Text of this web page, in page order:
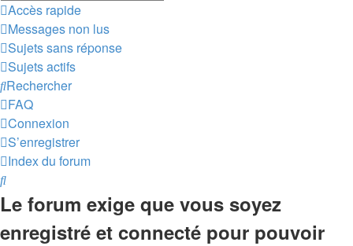
Accès rapide
Messages non lus
Sujets sans réponse
Sujets actifs
Rechercher
FAQ
Connexion
S’enregistrer
Index du forum
Rechercher
Le forum exige que vous soyez
enregistré et connecté pour pouvoir